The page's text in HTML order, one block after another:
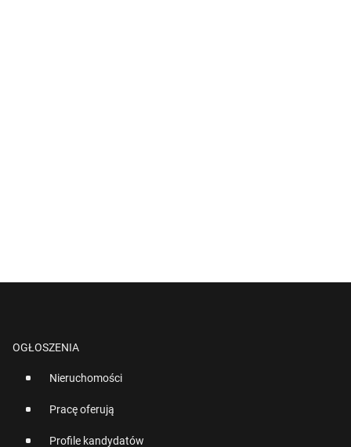
OGŁOSZENIA
Nieruchomości
Pracę oferują
Profile kandydatów